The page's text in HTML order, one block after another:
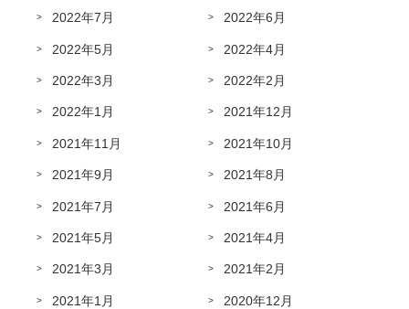
2022年7月 2022年6月
2022年5月 2022年4月
2022年3月 2022年2月
2022年1月 2021年12月
2021年11月 2021年10月
2021年9月 2021年8月
2021年7月 2021年6月
2021年5月 2021年4月
2021年3月 2021年2月
2021年1月 2020年12月